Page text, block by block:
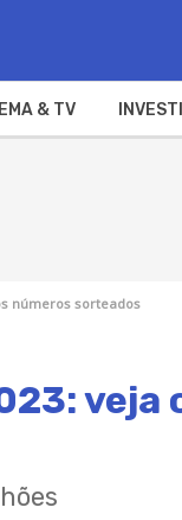
& TV
números sorteados
veja